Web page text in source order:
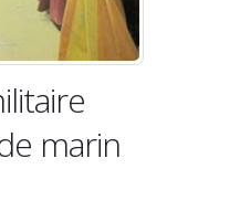
militaire
de marin